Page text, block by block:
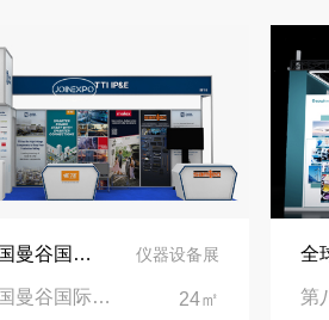
2026泰国曼谷国际电子生产设备暨微电子展览会展台设计搭建公司 仪器设备展
2026泰国曼谷国际电子生产设备暨微电子展览会|泰国曼谷国际会展中心 24㎡